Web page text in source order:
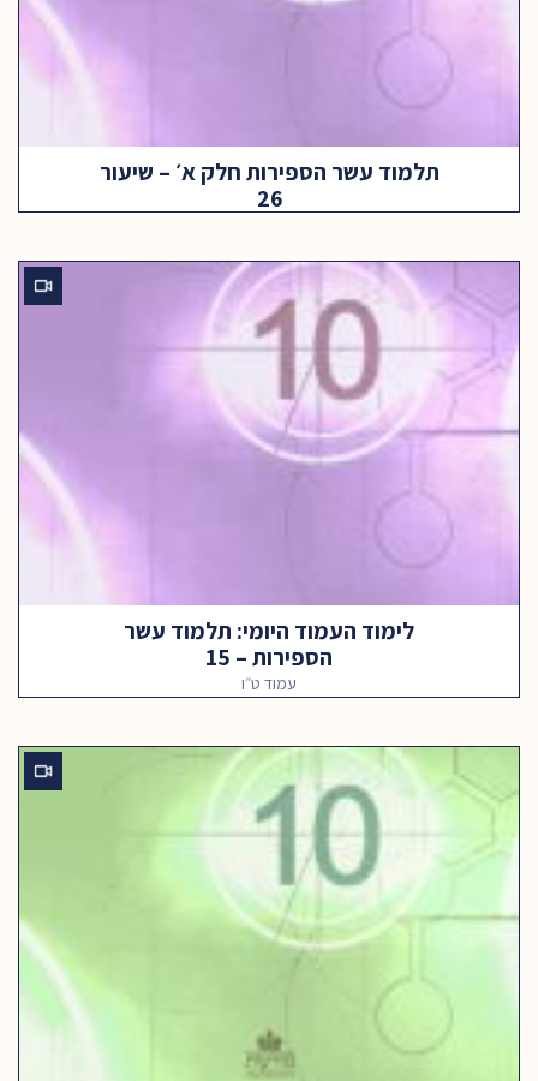
תלמוד עשר הספירות חלק א׳ – שיעור
26
לימוד העמוד היומי: תלמוד עשר
הספירות – 15
עמוד ט״ו